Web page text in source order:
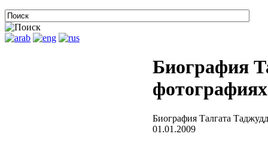
Биография
фотографиях
Биография Талгата
01.01.2009